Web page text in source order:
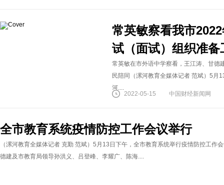
常英敏察看我市
试（面试）组织准备
常英敏在市外语中学察看，王江涛、甘德
民陪同（漯河教育全媒体记者 范斌）5月
河....
2022-05-15
中国财经新闻网
全市教育系统疫情防控工作会议举行
（漯河教育全媒体记者 克勤 范斌）5月13日下午，全市教育系统举行疫情防控工作
德建及市教育局领导孙洪义、吕登峰、李耀广、陈海....